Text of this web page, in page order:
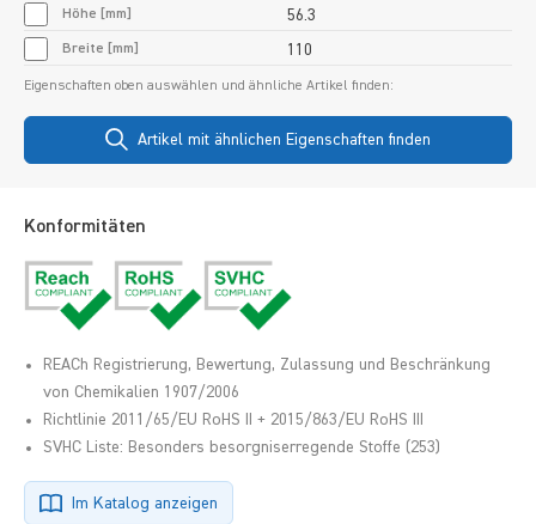
Höhe [mm] 56.3
Breite [mm] 110
Eigenschaften oben auswählen und ähnliche Artikel finden:
Artikel mit ähnlichen Eigenschaften finden
Konformitäten
REACh Registrierung, Bewertung, Zulassung und Beschränkung
von Chemikalien 1907/2006
Richtlinie 2011/65/EU RoHS II + 2015/863/EU RoHS III
SVHC Liste: Besonders besorgniserregende Stoffe (253)
Im Katalog anzeigen